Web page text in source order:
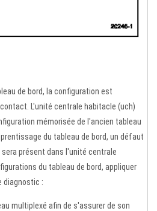
de bord, la configuration est
L'unité centrale habitacle (uch)
mémorisée de l'ancien tableau
du tableau de bord, un défaut
présent dans l'unité centrale
du tableau de bord, appliquer
diagnostic :
multiplexé afin de s'assurer de son